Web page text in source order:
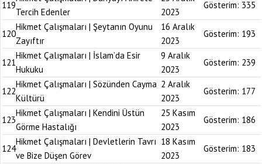
119
Tercih Edenler
2023
Gösterim: 335
120
Hikmet Çalışmaları | Şeytanın Oyunu
Zayıftır
16 Aralık
2023
Gösterim: 193
121
Hikmet Çalışmaları | İslam’da Esir
Hukuku
9 Aralık
2023
Gösterim: 239
122
Hikmet Çalışmaları | Sözünden Cayma
Kültürü
2 Aralık
2023
Gösterim: 177
123
Hikmet Çalışmaları | Kendini Üstün
Görme Hastalığı
25 Kasım
2023
Gösterim: 186
124
Hikmet Çalışmaları | Devletlerin Tavrı
ve Bize Düşen Görev
18 Kasım
2023
Gösterim: 183